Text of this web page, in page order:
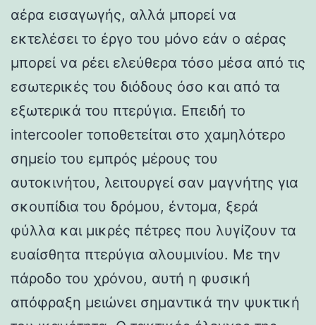
αέρα εισαγωγής, αλλά μπορεί να
εκτελέσει το έργο του μόνο εάν ο αέρας
μπορεί να ρέει ελεύθερα τόσο μέσα από τις
εσωτερικές του διόδους όσο και από τα
εξωτερικά του πτερύγια. Επειδή το
intercooler τοποθετείται στο χαμηλότερο
σημείο του εμπρός μέρους του
αυτοκινήτου, λειτουργεί σαν μαγνήτης για
σκουπίδια του δρόμου, έντομα, ξερά
φύλλα και μικρές πέτρες που λυγίζουν τα
ευαίσθητα πτερύγια αλουμινίου. Με την
πάροδο του χρόνου, αυτή η φυσική
απόφραξη μειώνει σημαντικά την ψυκτική